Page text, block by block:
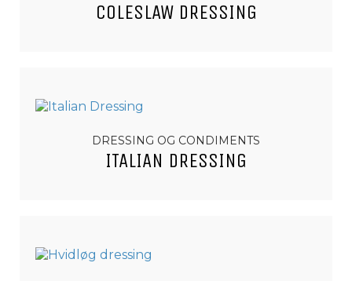
COLESLAW DRESSING
DRESSING OG CONDIMENTS
ITALIAN DRESSING